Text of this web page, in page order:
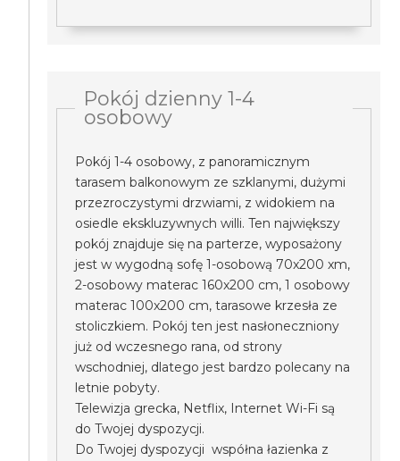
Pokój dzienny 1-4
osobowy
Pokój 1-4 osobowy, z panoramicznym
tarasem balkonowym ze szklanymi, dużymi
przezroczystymi drzwiami, z widokiem na
osiedle ekskluzywnych willi. Ten największy
pokój znajduje się na parterze, wyposażony
jest w wygodną sofę 1-osobową 70x200 xm,
2-osobowy materac 160x200 cm, 1 osobowy
materac 100x200 cm, tarasowe krzesła ze
stoliczkiem. Pokój ten jest nasłoneczniony
już od wczesnego rana, od strony
wschodniej, dlatego jest bardzo polecany na
letnie pobyty.
Telewizja grecka, Netflix, Internet Wi-Fi są
do Twojej dyspozycji.
Do Twojej dyspozycji współna łazienka z